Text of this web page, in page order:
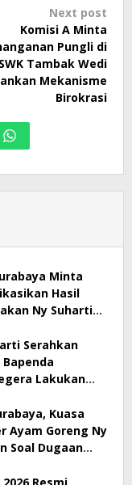
Next post
Komisi A Minta
Pungli di
SWK Tambak Wedi
Mekanisme
Birokrasi
Minta
Hasil
Ny Suharti
Serahkan
Lakukan
Kuasa
Ayam Goreng Ny
Soal Dugaan